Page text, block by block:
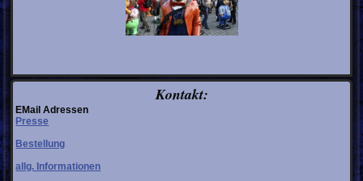
Kontakt:
EMail Adressen
Presse
Bestellung
allg. Informationen